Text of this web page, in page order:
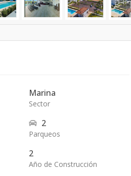
Marina
Sector
2
Parqueos
2
Año de Construcción